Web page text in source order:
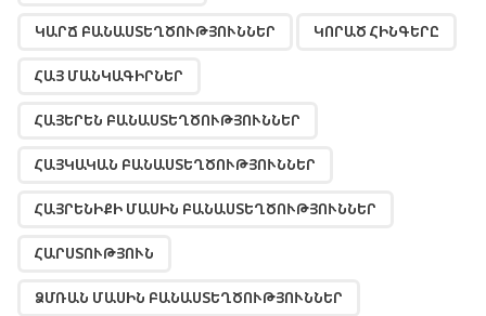
ԿԱՐՃ ԲԱՆԱՍՏԵՂԾՈՒԹՅՈՒՆՆԵՐ ԿՈՐԱԾ ՀԻՆԳԵՐԸ
ՀԱՅ ՄԱՆԿԱԳԻՐՆԵՐ
ՀԱՅԵՐԵՆ ԲԱՆԱՍՏԵՂԾՈՒԹՅՈՒՆՆԵՐ
ՀԱՅԿԱԿԱՆ ԲԱՆԱՍՏԵՂԾՈՒԹՅՈՒՆՆԵՐ
ՀԱՅՐԵՆԻՔԻ ՄԱՍԻՆ ԲԱՆԱՍՏԵՂԾՈՒԹՅՈՒՆՆԵՐ
ՀԱՐՍՏՈՒԹՅՈՒՆ
ՁՄՌԱՆ ՄԱՍԻՆ ԲԱՆԱՍՏԵՂԾՈՒԹՅՈՒՆՆԵՐ